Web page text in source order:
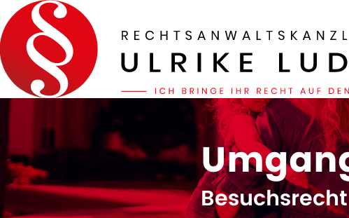
Besuchsrecht